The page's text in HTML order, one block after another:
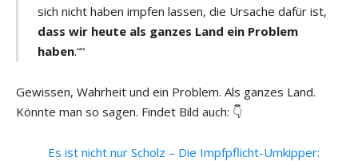
sich nicht haben impfen lassen, die Ursache dafür ist,
dass wir heute als ganzes Land ein Problem
haben.““
Gewissen, Wahrheit und ein Problem. Als ganzes Land.
Könnte man so sagen. Findet Bild auch: 👇
Es ist nicht nur Scholz – Die Impfpflicht-Umkipper: